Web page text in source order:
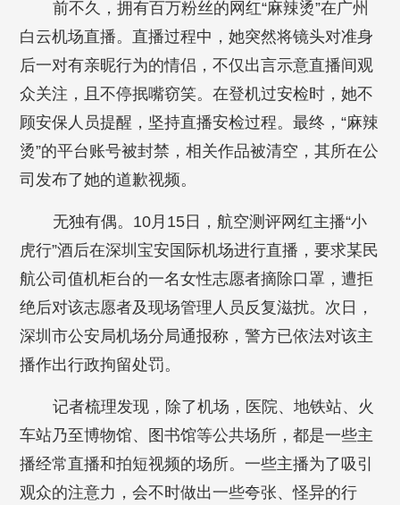
前不久，拥有百万粉丝的网红“麻辣烫”在广州
白云机场直播。直播过程中，她突然将镜头对准身
后一对有亲昵行为的情侣，不仅出言示意直播间观
众关注，且不停抿嘴窃笑。在登机过安检时，她不
顾安保人员提醒，坚持直播安检过程。最终，“麻辣
烫”的平台账号被封禁，相关作品被清空，其所在公
司发布了她的道歉视频。
无独有偶。10月15日，航空测评网红主播“小
虎行”酒后在深圳宝安国际机场进行直播，要求某民
航公司值机柜台的一名女性志愿者摘除口罩，遭拒
绝后对该志愿者及现场管理人员反复滋扰。次日，
深圳市公安局机场分局通报称，警方已依法对该主
播作出行政拘留处罚。
记者梳理发现，除了机场，医院、地铁站、火
车站乃至博物馆、图书馆等公共场所，都是一些主
播经常直播和拍短视频的场所。一些主播为了吸引
观众的注意力，会不时做出一些夸张、怪异的行